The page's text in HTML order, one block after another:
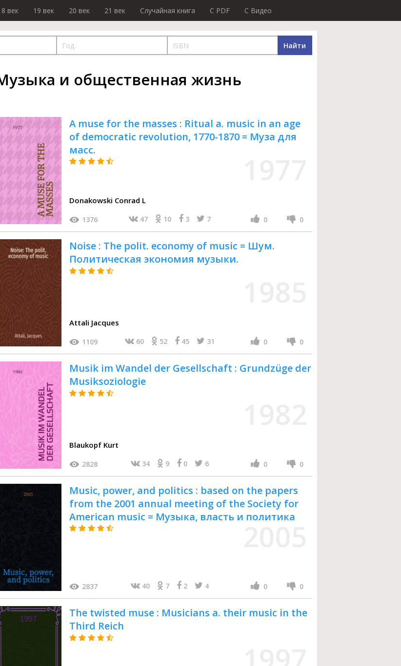
век 19 век 20 век 21 век Случайная книга C PDF C Видео
Найти
и общественная жизнь
A muse for the masses : Ritual a. music in an age
of democratic revolution, 1770-1870 = Муза для
масс.
Donakowski Conrad L
1376 47 10 3 7 0 0
Noise : The polit. economy of music = Шум.
Политическая экономия музыки.
Attali Jacques
1109 60 52 45 31 0 0
Musik im Wandel der Gesellschaft : Grundzüge der
Musiksoziologie
Blaukopf Kurt
2828 34 9 0 6 0 0
Music, power, and politics : based on the papers
from the 2001 annual meeting of the Society for
American music = Музыка, власть и политика
2837 40 7 2 4 0 0
The twisted muse : Musicians a. their music in the
Third Reich